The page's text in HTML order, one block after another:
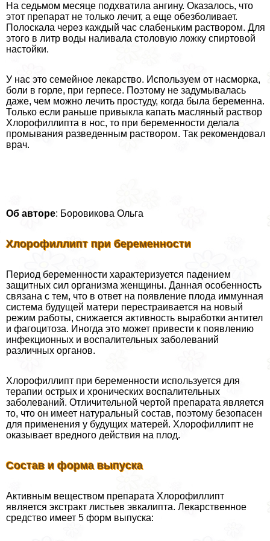
На седьмом месяце подхватила ангину. Оказалось, что
этот препарат не только лечит, а еще обезболивает.
Полоскала через каждый час слабеньким раствором. Для
этого в литр воды наливала столовую ложку спиртовой
настойки.
У нас это семейное лекарство. Используем от насморка,
боли в горле, при гepпeсе. Поэтому не задумывалась
даже, чем можно лечить простуду, когда была беременна.
Только если раньше привыкла капать масляный раствор
Хлорофиллипта в нос, то при беременности делала
промывания разведенным раствором. Так рекомендовал
врач.
Об авторе: Боровикова Ольга
Хлорофиллипт при беременности
Период беременности хаpaктеризуется падением
защитных сил организма женщины. Данная особенность
связана с тем, что в ответ на появление плода иммунная
система будущей матери перестраивается на новый
режим работы, снижается активность выработки антител
и фагоцитоза. Иногда это может привести к появлению
инфекционных и воспалительных заболеваний
различных органов.
Хлорофиллипт при беременности используется для
терапии острых и хронических воспалительных
заболеваний. Отличительной чертой препарата является
то, что он имеет натуральный состав, поэтому безопасен
для применения у будущих матерей. Хлорофиллипт не
оказывает вредного действия на плод.
Состав и форма выпуска
Активным веществом препарата Хлорофиллипт
является экстpaкт листьев эвкалипта. Лекарственное
средство имеет 5 форм выпуска: